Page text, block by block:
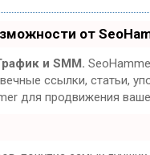
от
и SMM.
ссылки, статьи,
для продвижения